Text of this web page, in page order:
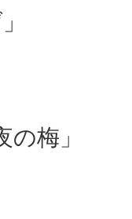
梅」